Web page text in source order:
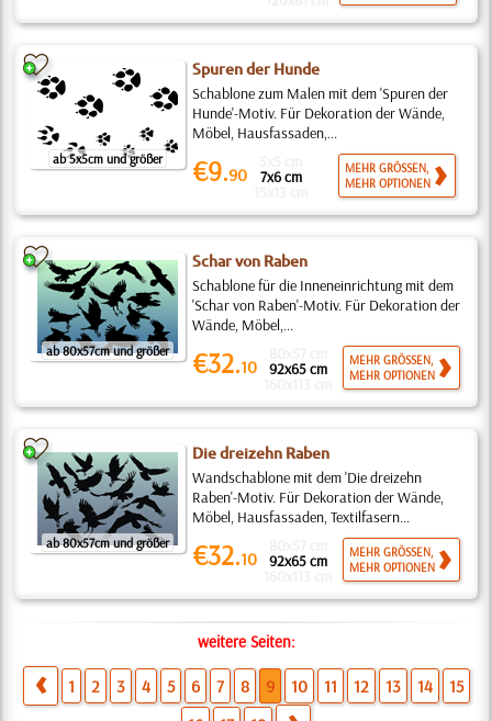
ab 5x5cm und größer
Spuren der Hunde
Schablone zum Malen mit dem 'Spuren der
Hunde'-Motiv. Für Dekoration der Wände,
Möbel, Hausfassaden,...
€9.90 7x6 cm
MEHR GRÖSSEN,
MEHR OPTIONEN
ab 80x57cm und größer
Schar von Raben
Schablone für die Inneneinrichtung mit dem
'Schar von Raben'-Motiv. Für Dekoration der
Wände, Möbel,...
€32.10 92x65 cm
MEHR GRÖSSEN,
MEHR OPTIONEN
ab 80x57cm und größer
Die dreizehn Raben
Wandschablone mit dem 'Die dreizehn
Raben'-Motiv. Für Dekoration der Wände,
Möbel, Hausfassaden, Textilfasern...
€32.10 92x65 cm
MEHR GRÖSSEN,
MEHR OPTIONEN
weitere Seiten:
1 2 3 4 5 6 7 8 9 10 11 12 13 14
15